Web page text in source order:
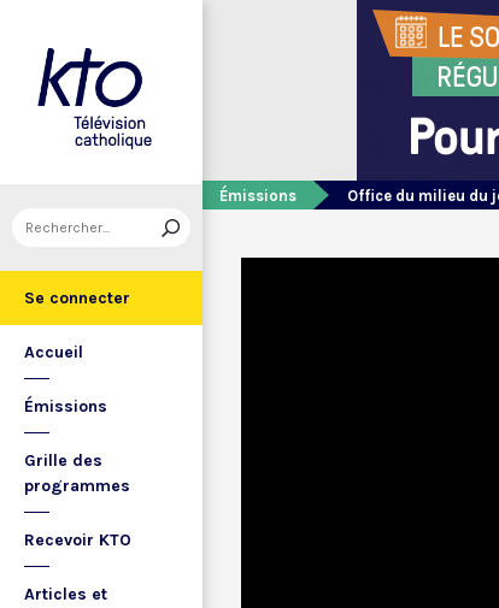
Se connecter
Accueil
Émissions
Grille des
programmes
Recevoir KTO
Articles et
Émissions Office du milieu du